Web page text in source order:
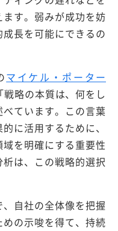
す。弱みが成功を妨
長を可能にできるの
マイケル・ポーター
略の本質は、何をし
ています。この言葉
に活用するために、
を明確にする重要性
は、この戦略的選択
自社の全体像を把握
の示唆を得て、持続